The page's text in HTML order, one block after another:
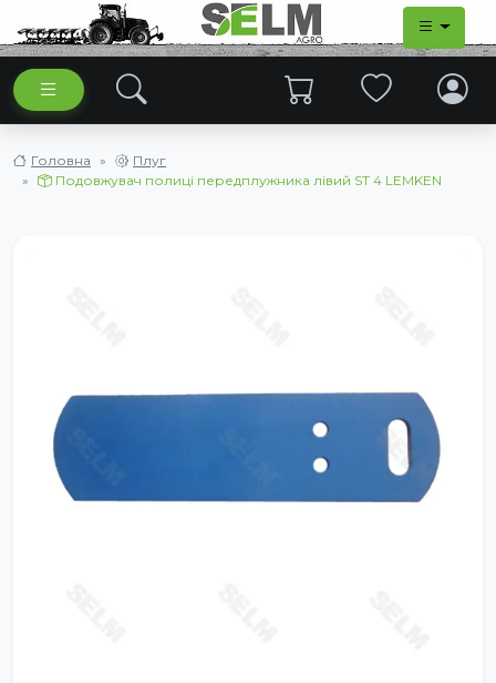
Головна
Плуг
Подовжувач полиці передплужника лівий ST 4 LEMKEN